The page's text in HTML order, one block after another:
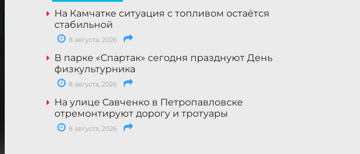
На Камчатке ситуация с топливом остаётся
стабильной
8 августа, 2026
В парке «Спартак» сегодня празднуют День
физкультурника
8 августа, 2026
На улице Савченко в Петропавловске
отремонтируют дорогу и тротуары
8 августа, 2026